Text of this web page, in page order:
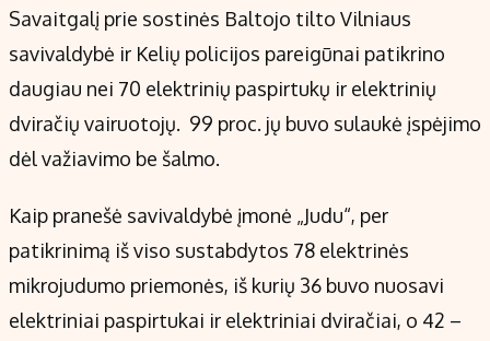
Privatumo politika
Turinio žymėjimo taisyklės
Kontaktai
Regionų naujienos
Indėlių palūkanos
Savaitgalį prie sostinės Baltojo tilto Vilniaus
savivaldybė ir Kelių policijos pareigūnai patikrino
daugiau nei 70 elektrinių paspirtukų ir elektrinių
dviračių vairuotojų. 99 proc. jų buvo sulaukė įspėjimo
dėl važiavimo be šalmo.
Kaip pranešė savivaldybė įmonė „Judu“, per
patikrinimą iš viso sustabdytos 78 elektrinės
mikrojudumo priemonės, iš kurių 36 buvo nuosavi
elektriniai paspirtukai ir elektriniai dviračiai, o 42 –